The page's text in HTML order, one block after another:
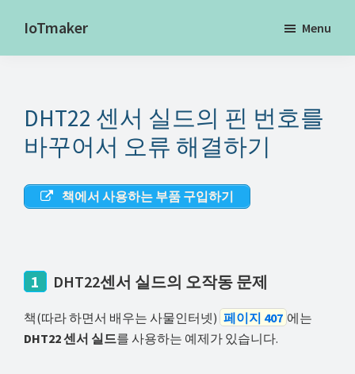
main
IoTmaker
터
넷
대
한
것
기
서
Menu
DHT22 센서 실드의 핀 번호를
바꾸어서 오류 해결하기
책에서 사용하는 부품 구입하기
1 DHT22센서 실드의 오작동 문제
책(따라 하면서 배우는 사물인터넷) 페이지 407 에는
DHT22 센서 실드를 사용하는 예제가 있습니다.